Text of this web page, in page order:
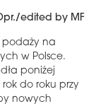
edited by MF
podaży na
w Polsce.
poniżej
rok do roku przy
nowych